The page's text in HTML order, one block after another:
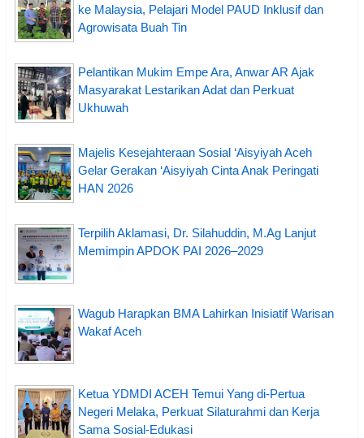
ke Malaysia, Pelajari Model PAUD Inklusif dan
Agrowisata Buah Tin
Pelantikan Mukim Empe Ara, Anwar AR Ajak
Masyarakat Lestarikan Adat dan Perkuat
Ukhuwah
Majelis Kesejahteraan Sosial ‘Aisyiyah Aceh
Gelar Gerakan ‘Aisyiyah Cinta Anak Peringati
HAN 2026
Terpilih Aklamasi, Dr. Silahuddin, M.Ag Lanjut
Memimpin APDOK PAI 2026–2029
Wagub Harapkan BMA Lahirkan Inisiatif Warisan
Wakaf Aceh
Ketua YDMDI ACEH Temui Yang di-Pertua
Negeri Melaka, Perkuat Silaturahmi dan Kerja
Sama Sosial-Edukasi